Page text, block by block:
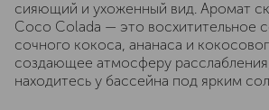
сияющий и ухоженный вид. Аромат
Coco Colada — это восхитительное
сочного кокоса, ананаса и
создающее атмосферу
находитесь у бассейна под ярким